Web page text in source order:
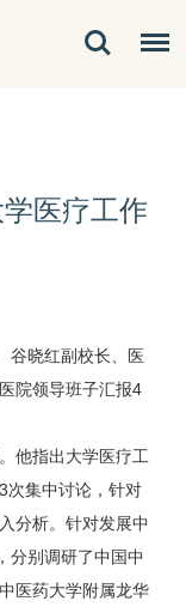
医疗工作
谷晓红副校长、医
院领导班子汇报4
他指出大学医疗工
次集中讨论，针对
分析。针对发展中
分别调研了中国中
医药大学附属龙华